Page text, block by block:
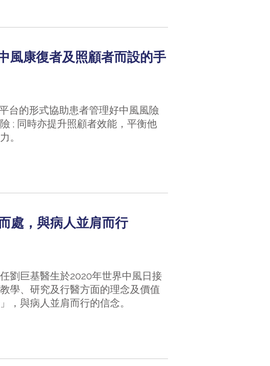
風康復者及照顧者而設的手
台的形式協助患者管理好中風風險
; 同時亦提升照顧者效能，平衡他
。
處，與病人並肩而行
劉巨基醫生於2020年世界中風日接
學、研究及行醫方面的理念及價值
，與病人並肩而行的信念。